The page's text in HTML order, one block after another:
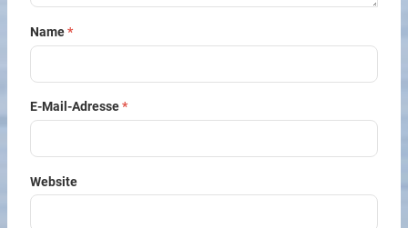
Name*
E-Mail-Adresse*
Website